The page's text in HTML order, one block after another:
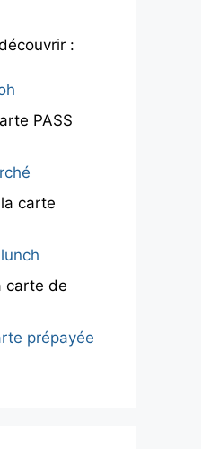
:
PASS
carte
carte de
prépayée